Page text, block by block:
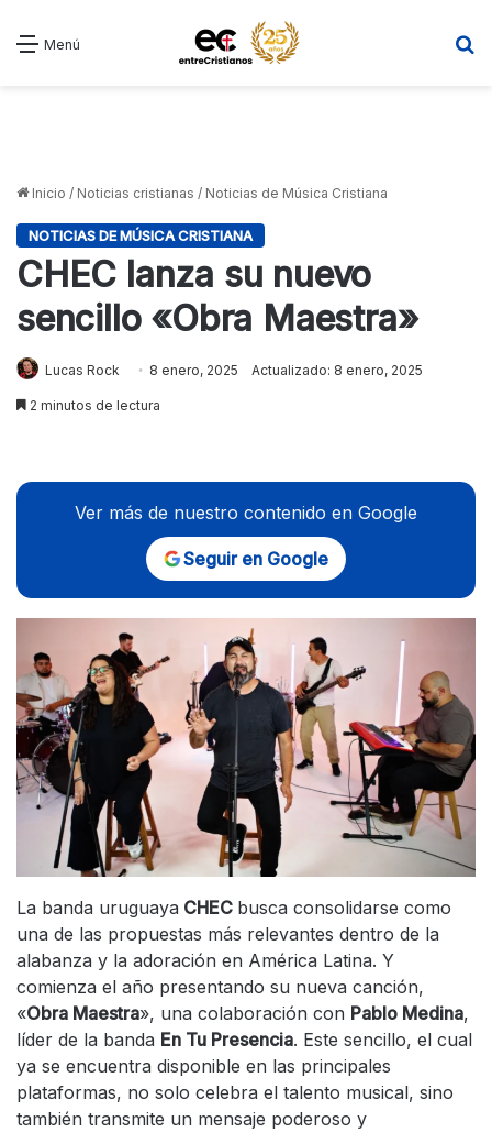
Menú
Inicio / Noticias cristianas / Noticias de Música Cristiana
NOTICIAS DE MÚSICA CRISTIANA
CHEC lanza su nuevo
sencillo «Obra Maestra»
Lucas Rock 8 enero, 2025 Actualizado: 8 enero, 2025
2 minutos de lectura
Ver más de nuestro contenido en Google
Seguir en Google
La banda uruguaya CHEC busca consolidarse como
una de las propuestas más relevantes dentro de la
alabanza y la adoración en América Latina. Y
comienza el año presentando su nueva canción,
«Obra Maestra», una colaboración con Pablo Medina,
líder de la banda En Tu Presencia. Este sencillo, el cual
ya se encuentra disponible en las principales
plataformas, no solo celebra el talento musical, sino
también transmite un mensaje poderoso y